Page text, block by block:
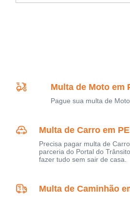
Multa de Moto em
Pague sua multa de
Multa de Carro em PE
Precisa pagar multa de
parceria do Portal do
fazer tudo sem sair de casa.
Multa de Caminhão